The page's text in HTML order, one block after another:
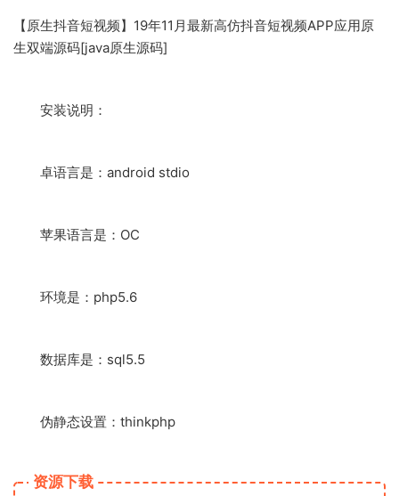
【原生抖音短视频】19年11月最新高仿抖音短视频APP应用原
生双端源码[java原生源码]
安装说明：
卓语言是：android stdio
苹果语言是：OC
环境是：php5.6
数据库是：sql5.5
伪静态设置：thinkphp
资源下载